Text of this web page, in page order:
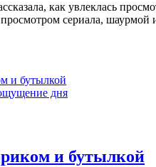
как увлеклась
сериала,
и бутылкой
дня
и бутылкой